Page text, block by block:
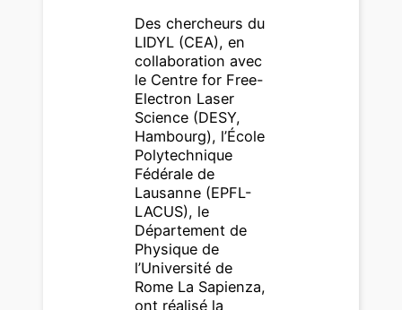
Des chercheurs du
LIDYL (CEA), en
collaboration avec
le Centre for Free-
Electron Laser
Science (DESY,
Hambourg), l’École
Polytechnique
Fédérale de
Lausanne (EPFL-
LACUS), le
Département de
Physique de
l’Université de
Rome La Sapienza,
ont réalisé la